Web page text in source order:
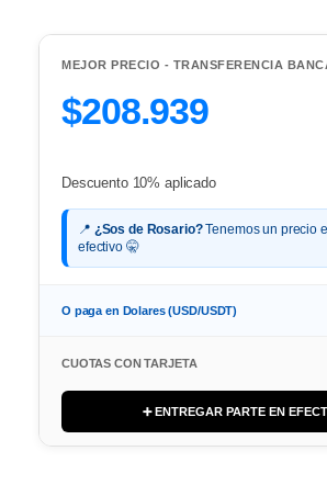
MEJOR PRECIO - TRANSFERENCIA
$208.939
Descuento 10% aplicado
📍 ¿Sos de Rosario?Tenemos un precio
efectivo 🤫
O paga en Dolares (USD/USDT)
CUOTAS CON TARJETA
➕ ENTREGAR PARTE EN